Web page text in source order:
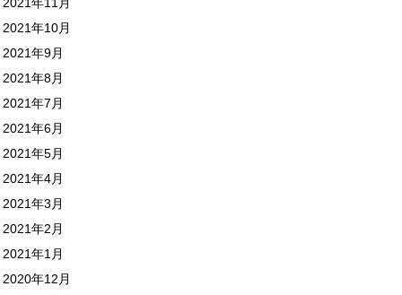
2021年10月
2021年9月
2021年8月
2021年7月
2021年6月
2021年5月
2021年4月
2021年3月
2021年2月
2021年1月
2020年12月